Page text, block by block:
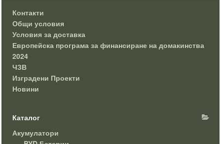
Контакти
Общи условия
Условия за доставка
Европейска програма за финансиране на домакинства
2024
ЧЗВ
Изградени Проекти
Новини
Каталог
Акумулатори